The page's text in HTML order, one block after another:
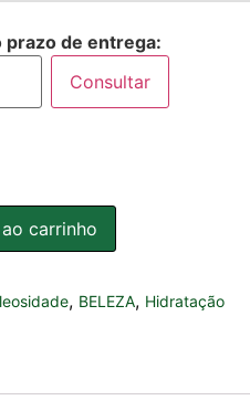
de entrega:
Consultar
carrinho
, BELEZA, Hidratação